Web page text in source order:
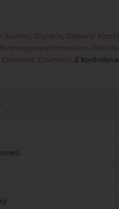
Alcohol, Glycerin, Cetearyl
Chloride
Cinnamal, Coumarin. Z